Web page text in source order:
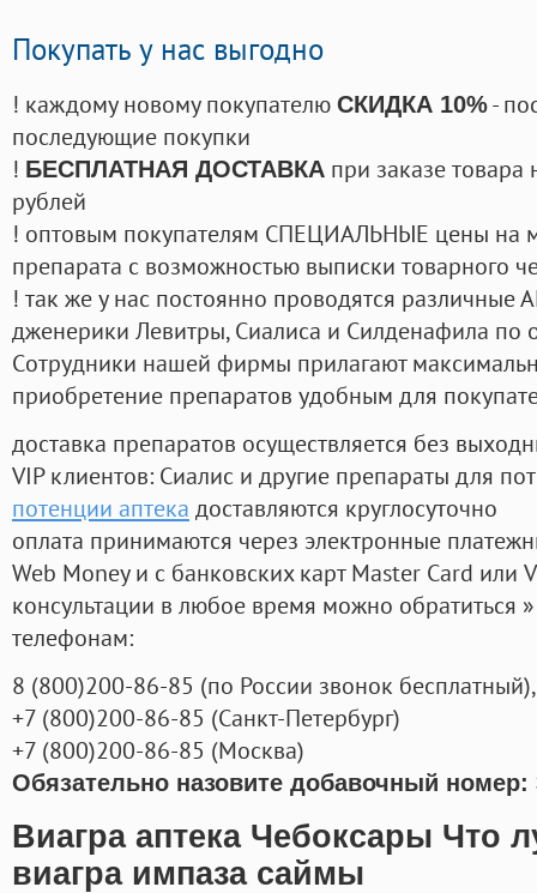
Покупать у нас выгодно
! каждому новому покупателю СКИДКА 10%-
последующие покупки
! БЕСПЛАТНАЯ ДОСТАВКА при заказе
рублей
! оптовым покупателям СПЕЦИАЛЬНЫЕ цены на
препарата с возможностью выписки товарного
! так же у нас постоянно проводятся
дженерики Левитры, Сиалиса и Силденафила по
Cотрудники нашей фирмы прилагают
приобретение препаратов удобным для
доставка препаратов осуществляется без
VIP клиентов: Сиалис и другие препараты для
потенции аптека доставляются круглосуточно
оплата принимаются через электронные
Web Money и с банковских карт Master Card или
консультации в любое время можно обратиться
телефонам:
8 (800)200-86-85 (по России звонок бесплатный),
+7 (800)200-86-85 (Санкт-Петербург)
+7 (800)200-86-85 (Москва)
Обязательно назовите добавочный номер:
Виагра аптека Чебоксары Что
виагра импаза саймы